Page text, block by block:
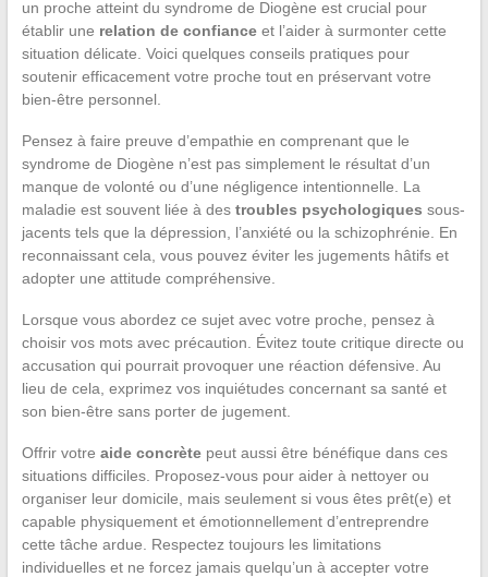
un proche atteint du syndrome de Diogène est crucial pour
établir une relation de confianceet l’aider à surmonter cette
situation délicate. Voici quelques conseils pratiques pour
soutenir efficacement votre proche tout en préservant votre
bien-être personnel.
Pensez à faire preuve d’empathie en comprenant que le
syndrome de Diogène n’est pas simplement le résultat d’un
manque de volonté ou d’une négligence intentionnelle. La
maladie est souvent liée à des troubles psychologiques sous-
jacents tels que la dépression, l’anxiété ou la schizophrénie. En
reconnaissant cela, vous pouvez éviter les jugements hâtifs et
adopter une attitude compréhensive.
Lorsque vous abordez ce sujet avec votre proche, pensez à
choisir vos mots avec précaution. Évitez toute critique directe ou
accusation qui pourrait provoquer une réaction défensive. Au
lieu de cela, exprimez vos inquiétudes concernant sa santé et
son bien-être sans porter de jugement.
Offrir votre aide concrètepeut aussi être bénéfique dans ces
situations difficiles. Proposez-vous pour aider à nettoyer ou
organiser leur domicile, mais seulement si vous êtes prêt(e) et
capable physiquement et émotionnellement d’entreprendre
cette tâche ardue. Respectez toujours les limitations
individuelles et ne forcez jamais quelqu’un à accepter votre